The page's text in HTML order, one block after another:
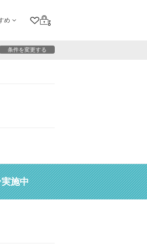
め
クリップリスト
ログイン
条件を変更する
施中